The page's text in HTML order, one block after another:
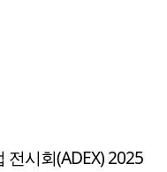
시회(ADEX) 2025